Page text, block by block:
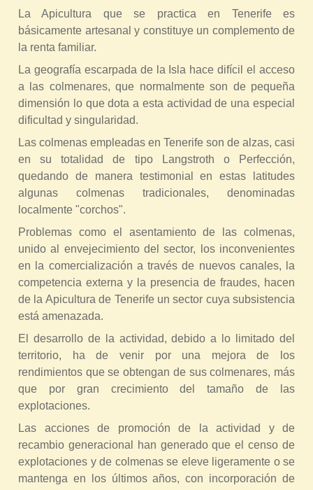
La Apicultura que se practica en Tenerife es
básicamente artesanal y constituye un complemento de
la renta familiar.
La geografía escarpada de la Isla hace difícil el acceso
a las colmenares, que normalmente son de pequeña
dimensión lo que dota a esta actividad de una especial
dificultad y singularidad.
Las colmenas empleadas en Tenerife son de alzas, casi
en su totalidad de tipo Langstroth o Perfección,
quedando de manera testimonial en estas latitudes
algunas colmenas tradicionales, denominadas
localmente "corchos".
Problemas como el asentamiento de las colmenas,
unido al envejecimiento del sector, los inconvenientes
en la comercialización a través de nuevos canales, la
competencia externa y la presencia de fraudes, hacen
de la Apicultura de Tenerife un sector cuya subsistencia
está amenazada.
El desarrollo de la actividad, debido a lo limitado del
territorio, ha de venir por una mejora de los
rendimientos que se obtengan de sus colmenares, más
que por gran crecimiento del tamaño de las
explotaciones.
Las acciones de promoción de la actividad y de
recambio generacional han generado que el censo de
explotaciones y de colmenas se eleve ligeramente o se
mantenga en los últimos años, con incorporación de